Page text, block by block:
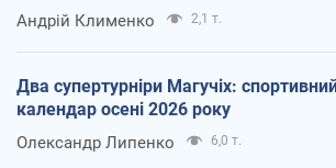
Андрій Клименко 2,1 т.
Два супертурніри Магучіх:
календар осені 2026 року
Олександр Липенко 6,0 т.